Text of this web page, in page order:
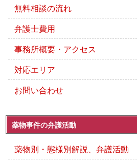
無料相談の流れ
弁護士費用
事務所概要・アクセス
対応エリア
お問い合わせ
薬物事件の弁護活動
薬物別・態様別解説、弁護活動